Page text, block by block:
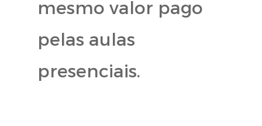
mesmo valor pago
pelas aulas
presenciais.